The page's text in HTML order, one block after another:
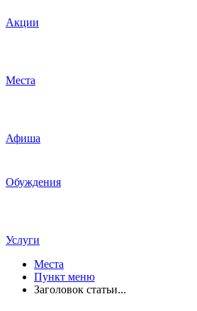
Акции
Места
Афиша
Обуждения
Услуги
Места
Пункт меню
Заголовок статьи...